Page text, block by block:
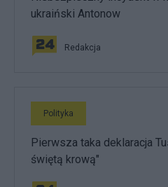
ukraiński Antonow
Redakcja
Polityka
Pierwsza taka deklaracja
świętą krową"